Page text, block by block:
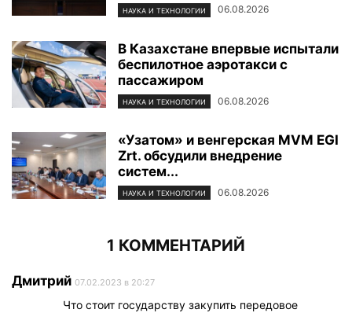
НАУКА И ТЕХНОЛОГИИ 06.08.2026
В Казахстане впервые испытали
беспилотное аэротакси с
пассажиром
НАУКА И ТЕХНОЛОГИИ 06.08.2026
«Узатом» и венгерская MVM EGI
Zrt. обсудили внедрение
систем...
НАУКА И ТЕХНОЛОГИИ 06.08.2026
1 КОММЕНТАРИЙ
Дмитрий 07.02.2023 в 20:27
Что стоит государству закупить передовое